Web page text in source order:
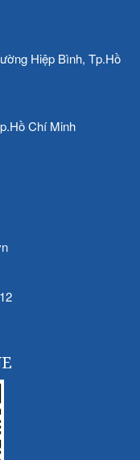
Hiệp Bình, Tp.Hồ
Chí Minh